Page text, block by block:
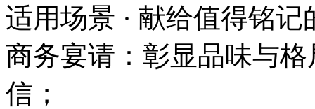
适用场景 · 献给值得铭记
商务宴请：彰显品味与
信；